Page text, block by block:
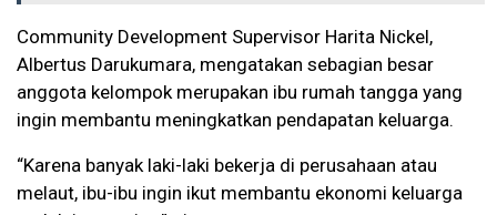
Community Development Supervisor Harita Nickel,
Albertus Darukumara, mengatakan sebagian besar
anggota kelompok merupakan ibu rumah tangga yang
ingin membantu meningkatkan pendapatan keluarga.
“Karena banyak laki-laki bekerja di perusahaan atau
melaut, ibu-ibu ingin ikut membantu ekonomi keluarga